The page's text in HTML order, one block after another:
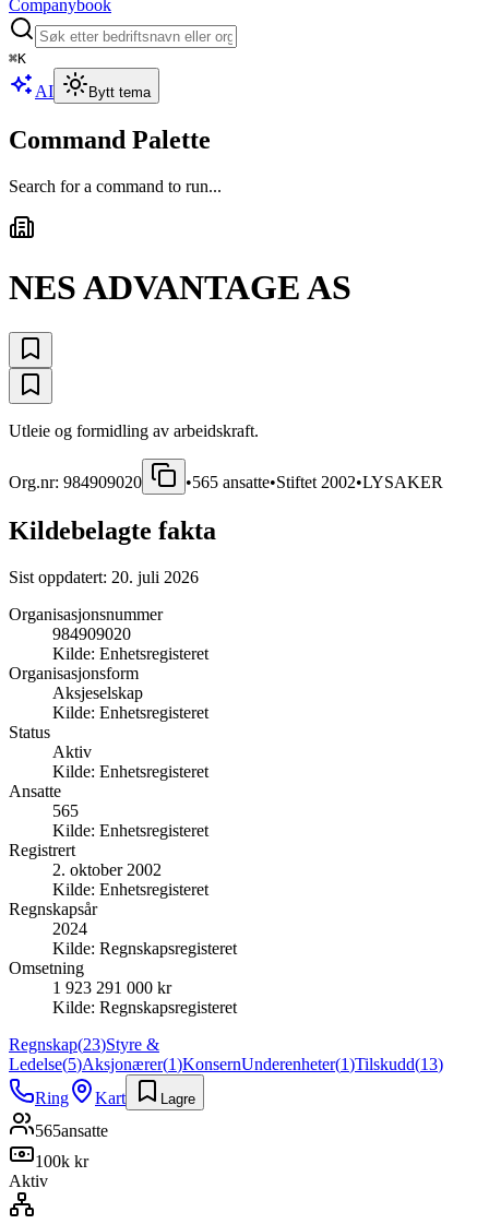
Companybook
⌘K
AI Bytt tema
Command Palette
Search for a command to run...
NES ADVANTAGE AS
Utleie og formidling av arbeidskraft.
Org.nr: 984909020 •565 ansatte•Stiftet 2002•LYSAKER
Kildebelagte fakta
Sist oppdatert: 20. juli 2026
Organisasjonsnummer
984909020
Kilde: Enhetsregisteret
Organisasjonsform
Aksjeselskap
Kilde: Enhetsregisteret
Status
Aktiv
Kilde: Enhetsregisteret
Ansatte
565
Kilde: Enhetsregisteret
Registrert
2. oktober 2002
Kilde: Enhetsregisteret
Regnskapsår
2024
Kilde: Regnskapsregisteret
Omsetning
1 923 291 000 kr
Kilde: Regnskapsregisteret
Regnskap(23)Styre &
Ledelse(5)Aksjonærer(1)KonsernUnderenheter(1)Tilskudd(13)
Ring
Kart Lagre
565ansatte
100k kr
Aktiv